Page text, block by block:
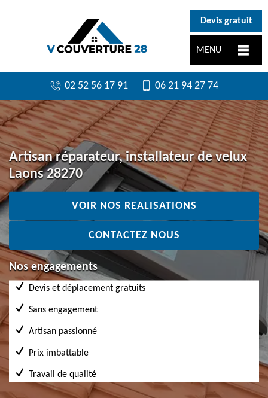
Devis gratuit
MENU
02 52 56 17 91 06 21 94 27 74
Artisan réparateur, installateur de velux
Laons 28270
VOIR NOS REALISATIONS
CONTACTEZ NOUS
Nos engagements
Devis et déplacement gratuits
Sans engagement
Artisan passionné
Prix imbattable
Travail de qualité